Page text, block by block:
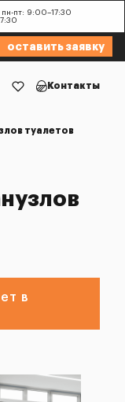
пн-пт: 9:00–17:30
оставить заявку
Контакты
туалетов
в